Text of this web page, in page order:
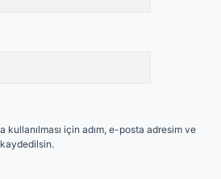
kullanılması için adım, e-posta adresim ve